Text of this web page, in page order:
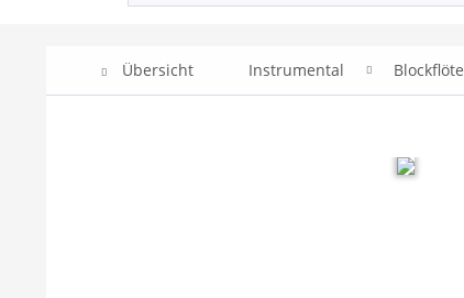
Übersicht Instrumental Blockflöte